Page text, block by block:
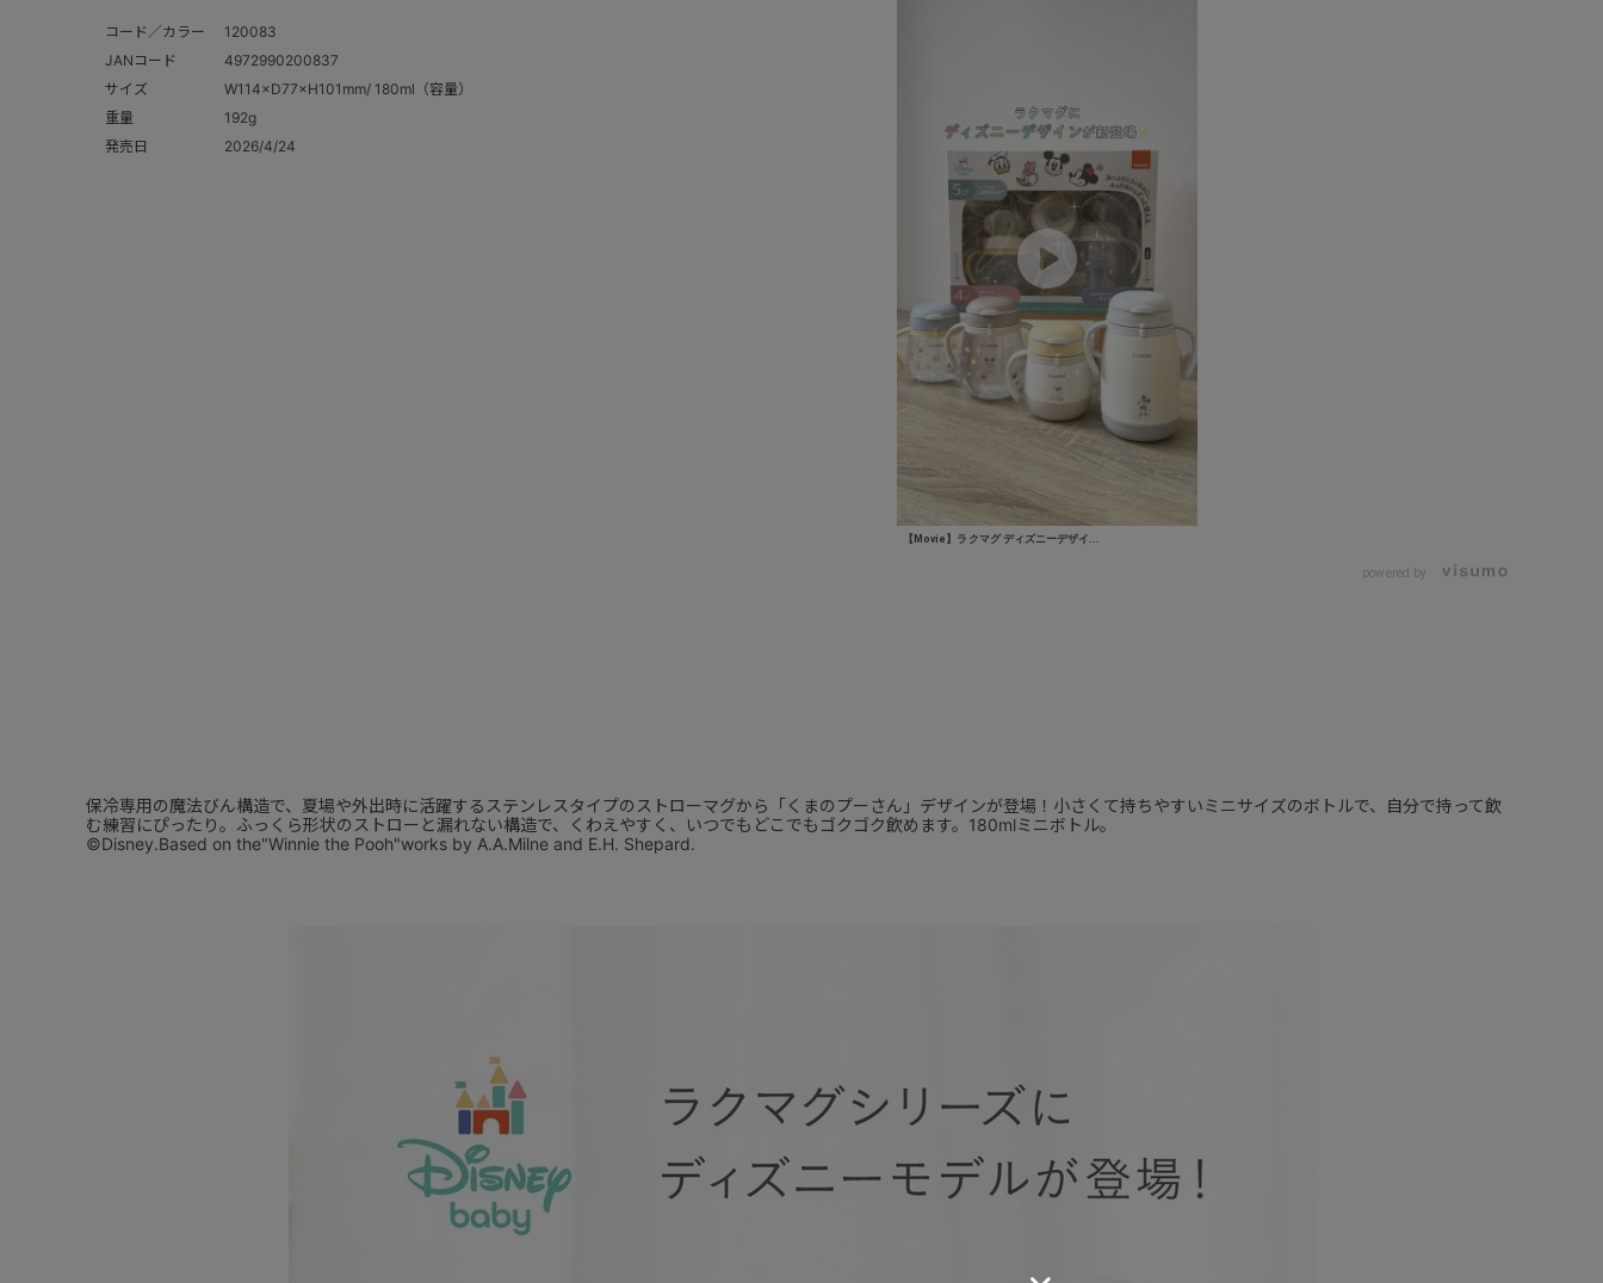
コード／カラー
120083
JANコード
4972990200837
サイズ
W114×D77×H101mm/ 180ml（容量）
重量
192g
発売日
2026/4/24
【Movie】ラクマグ ディズニーデザイ...
powered by
保冷専用の魔法びん構造で、夏場や外出時に活躍するステンレスタイプのストローマグから「くまのプーさん」デザインが登場！小さくて持ちやすいミニサイズのボトルで、自分で持って飲
む練習にぴったり。ふっくら形状のストローと漏れない構造で、くわえやすく、いつでもどこでもゴクゴク飲めます。180mlミニボトル。
©Disney.Based on the"Winnie the Pooh"works by A.A.Milne and E.H. Shepard.